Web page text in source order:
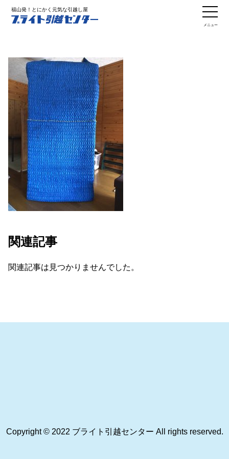
福山発！とにかく元気な引越し屋
メニュー
関連記事
関連記事は見つかりませんでした。
Copyright © 2022 ブライト引越センター All rights reserved.